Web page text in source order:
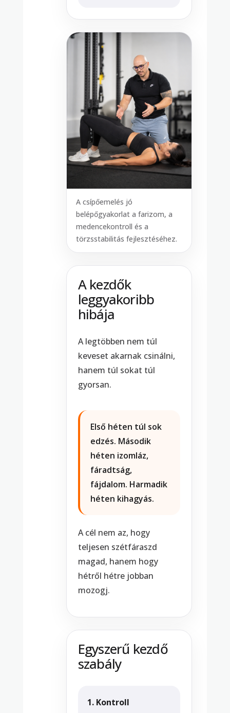
A csípőemelés jó
belépőgyakorlat a farizom, a
medencekontroll és a
törzsstabilitás fejlesztéséhez.
A kezdők
leggyakoribb
hibája
A legtöbben nem túl
keveset akarnak csinálni,
hanem túl sokat túl
gyorsan.
Első héten túl sok
edzés. Második
héten izomláz,
fáradtság,
fájdalom. Harmadik
héten kihagyás.
A cél nem az, hogy
teljesen szétfáraszd
magad, hanem hogy
hétről hétre jobban
mozogj.
Egyszerű kezdő
szabály
1. Kontroll